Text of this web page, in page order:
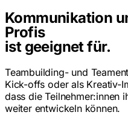
Kommunikation
Profis
ist geeignet für.
Teambuilding- und
Kick-offs oder als Kreativ-
dass die Teilnehmer:innen
weiter entwickeln können.